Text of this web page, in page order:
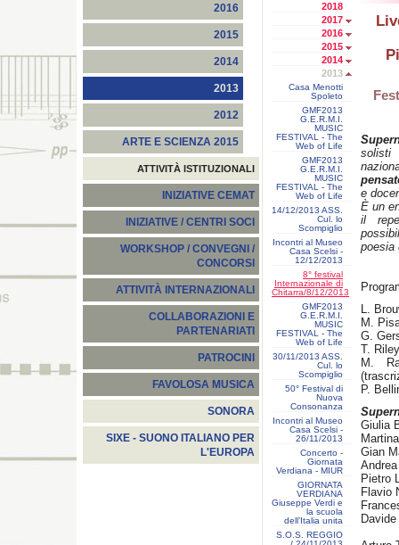
2016
2015
2014
2013
2012
ARTE E SCIENZA 2015
ATTIVITÀ ISTITUZIONALI
INIZIATIVE CEMAT
INIZIATIVE / CENTRI SOCI
WORKSHOP / CONVEGNI /
CONCORSI
ATTIVITÀ INTERNAZIONALI
COLLABORAZIONI E
PARTENARIATI
PATROCINI
FAVOLOSA MUSICA
SONORA
SIXE - SUONO ITALIANO PER
L'EUROPA
2018
2017
2016
2015
2014
2013
Casa Menotti
Spoleto
GMF2013
G.E.R.M.I.
MUSIC
FESTIVAL - The
Web of Life
GMF2013
G.E.R.M.I.
MUSIC
FESTIVAL - The
Web of Life
14/12/2013 ASS.
Cul. lo
Scompiglio
Incontri al Museo
Casa Scelsi -
12/12/2013
8° festival
Internazionale di
Chitarra/8/12/2013
GMF2013
G.E.R.M.I.
MUSIC
FESTIVAL - The
Web of Life
30/11/2013 ASS.
Cul. lo
Scompiglio
50° Festival di
Nuova
Consonanza
Incontri al Museo
Casa Scelsi -
26/11/2013
Concerto -
Giornata
Verdiana - MIUR
GIORNATA
VERDIANA
Giuseppe Verdi e
la scuola
dell’Italia unita
S.O.S. REGGIO
solisti
e
È un
il
poesia
L.
M.
G.
T.
M.
P.
Giulia
Gian
Pietro
Flavio